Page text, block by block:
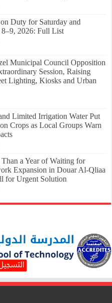
Duty for Saturday and
8–9, 2026: Full List
Municipal Council Opposition
Session, Raising
Lighting, Kiosks and Urban
Limited Irrigation Water Put
Crops as Local Groups Warn
a Year of Waiting for
Expansion in Douar Al-Qliaa
for Urgent Solution